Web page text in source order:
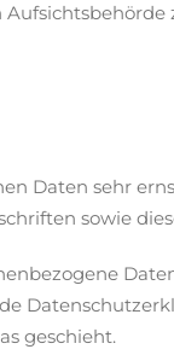
Daten sehr
sowie
geschieht.